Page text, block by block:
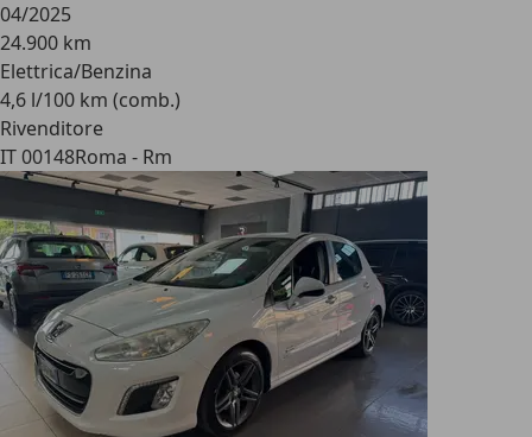
04/2025
24.900 km
Elettrica/Benzina
4,6 l/100 km (comb.)
Rivenditore
IT 00148Roma - Rm